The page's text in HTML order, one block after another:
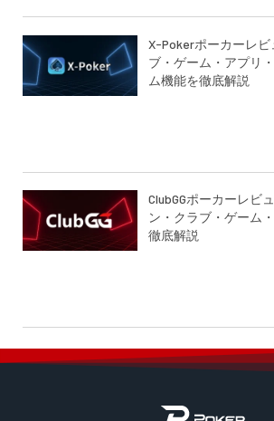
X-Pokerポーカーレビ
ブ・ゲーム・アプリ
ム機能を徹底解説
ClubGGポーカーレビ
ン・クラブ・ゲーム
徹底解説